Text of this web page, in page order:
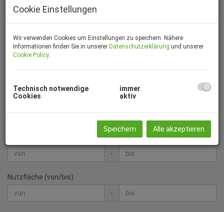
Preis
Zimmer
-
-
Nutzfläche (von/bis)
-
Cookie Einstellungen
Wir verwenden Cookies um Einstellungen zu speichern. Nähere
Informationen finden Sie in unserer Datenschutzerklärung und unserer
Cookie Policy.
Technisch notwendige
Cookies
immer
aktiv
Speichern Alle akzeptieren